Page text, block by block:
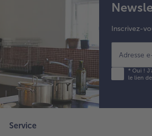
Inscrivez-
Adresse
*Oui !
le lien
Service